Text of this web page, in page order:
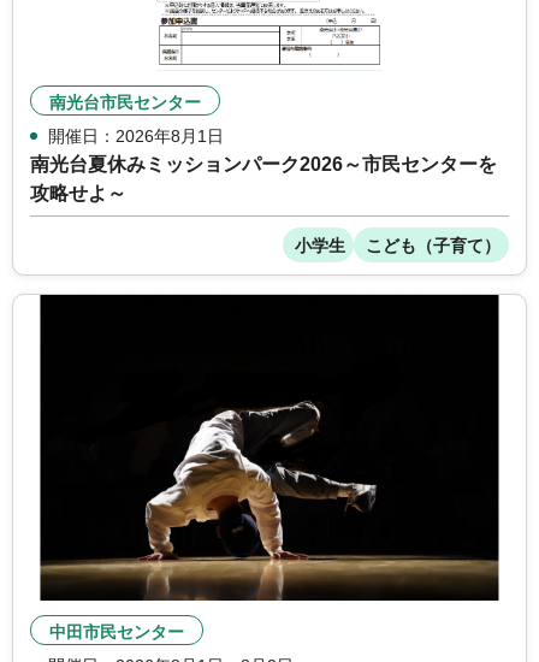
南光台市民センター
開催日：2026年8月1日
南光台夏休みミッションパーク2026～市民センターを
攻略せよ～
小学生 こども（子育て）
中田市民センター